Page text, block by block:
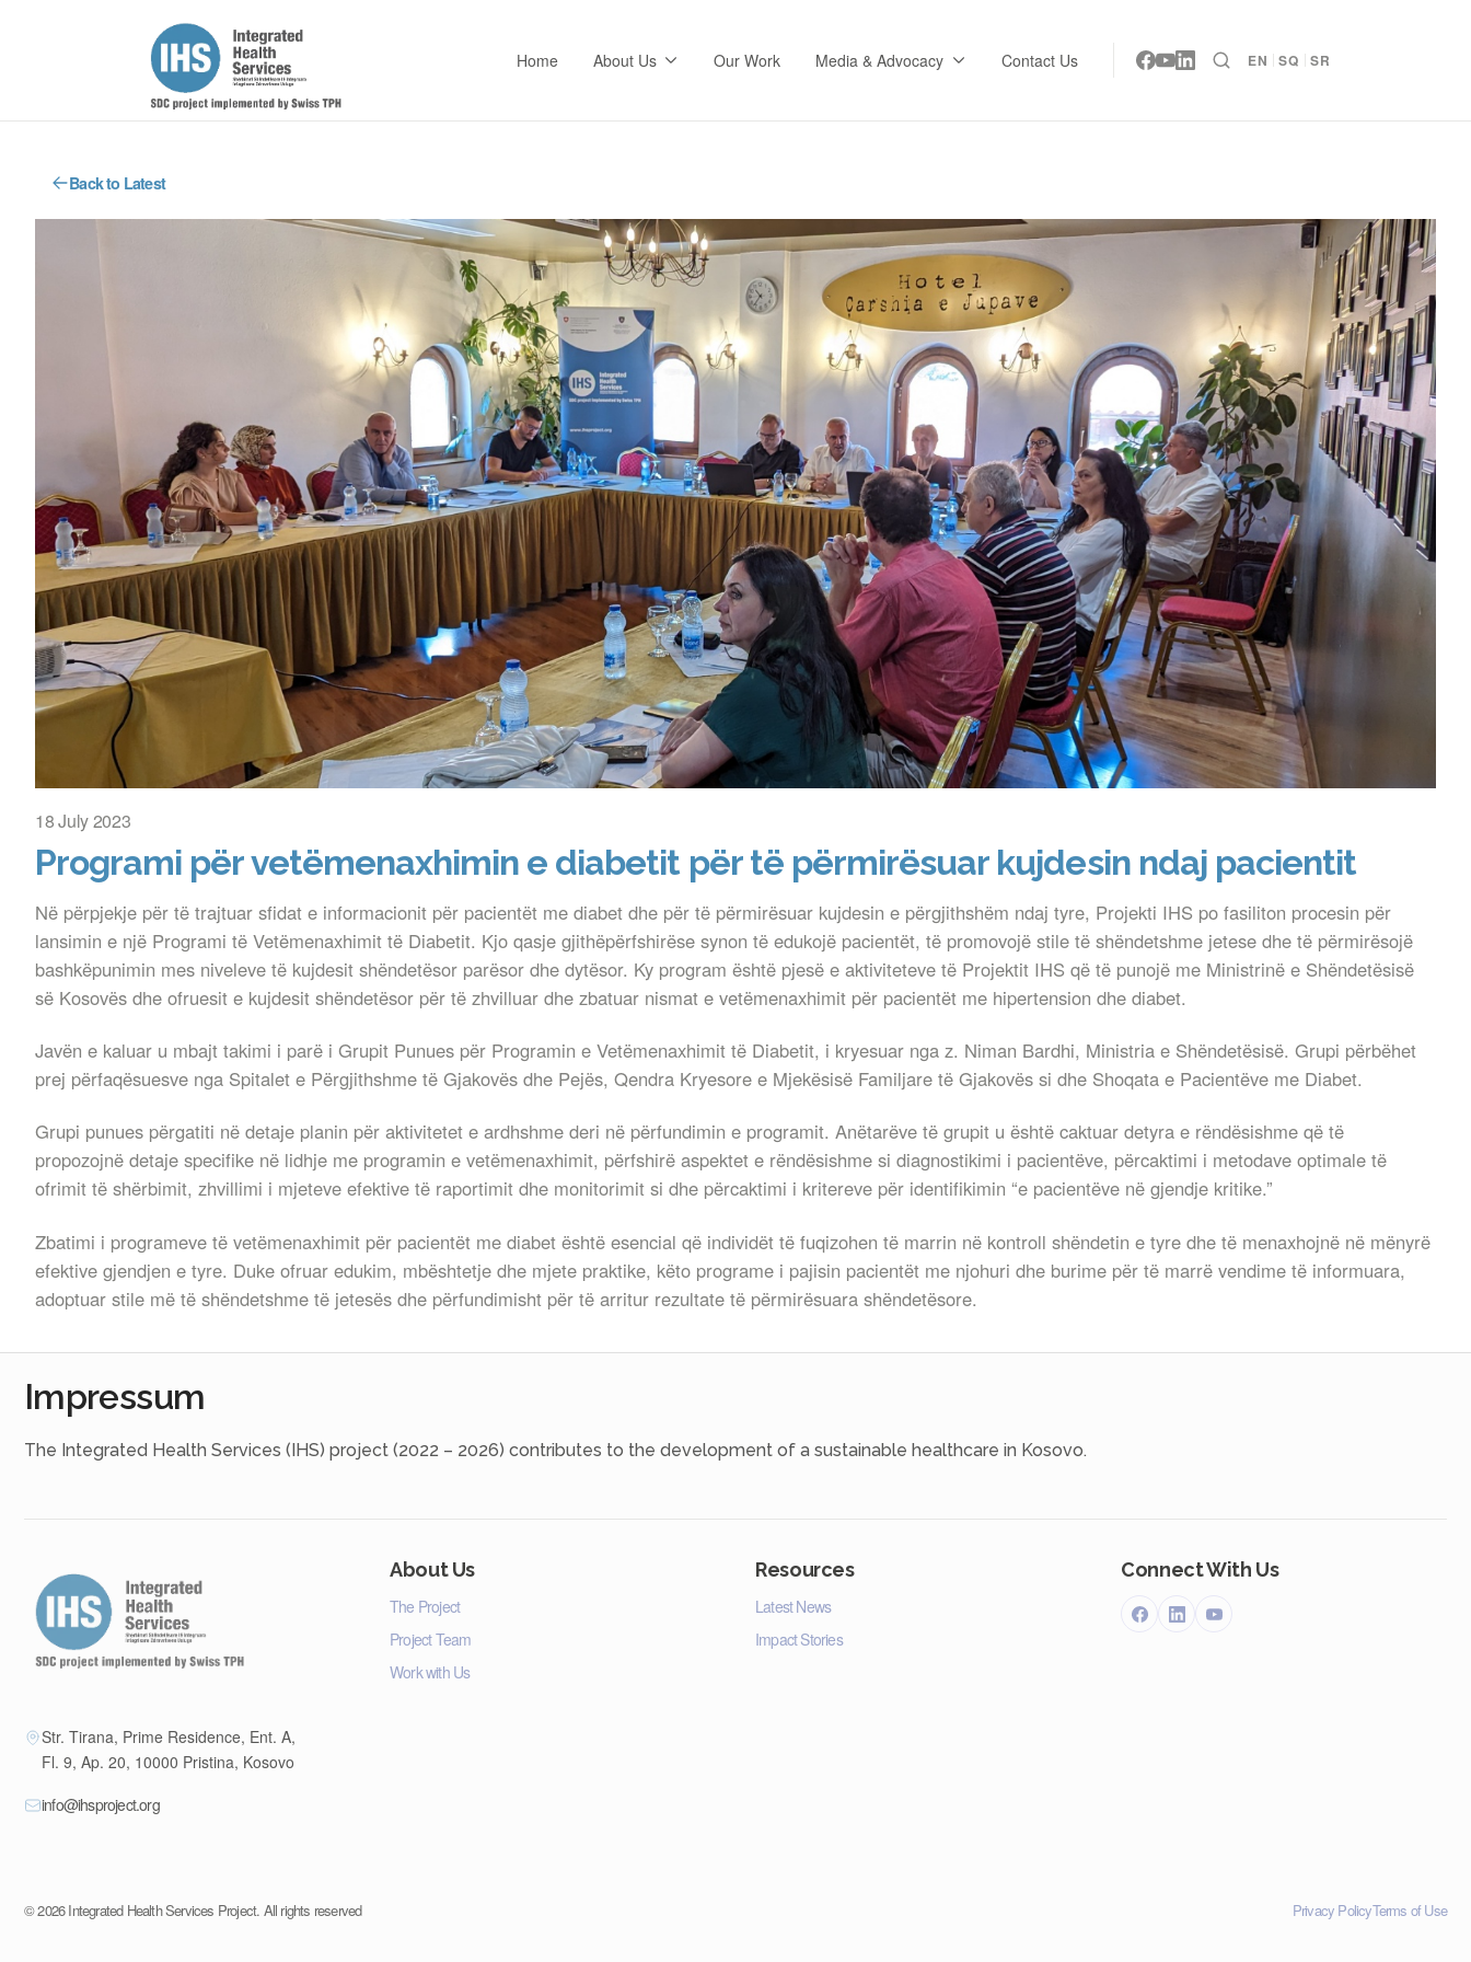
Home About Us Our Work Media & Advocacy Contact Us EN SQ SR
Back to Latest
18 July 2023
Programi për vetëmenaxhimin e diabetit për të përmirësuar kujdesin ndaj pacientit
Në përpjekje për të trajtuar sfidat e informacionit për pacientët me diabet dhe për të përmirësuar kujdesin e përgjithshëm ndaj tyre, Projekti IHS po fasiliton procesin për
lansimin e një Programi të Vetëmenaxhimit të Diabetit. Kjo qasje gjithëpërfshirëse synon të edukojë pacientët, të promovojë stile të shëndetshme jetese dhe të përmirësojë
bashkëpunimin mes niveleve të kujdesit shëndetësor parësor dhe dytësor. Ky program është pjesë e aktiviteteve të Projektit IHS që të punojë me Ministrinë e Shëndetësisë
së Kosovës dhe ofruesit e kujdesit shëndetësor për të zhvilluar dhe zbatuar nismat e vetëmenaxhimit për pacientët me hipertension dhe diabet.
Javën e kaluar u mbajt takimi i parë i Grupit Punues për Programin e Vetëmenaxhimit të Diabetit, i kryesuar nga z. Niman Bardhi, Ministria e Shëndetësisë. Grupi përbëhet
prej përfaqësuesve nga Spitalet e Përgjithshme të Gjakovës dhe Pejës, Qendra Kryesore e Mjekësisë Familjare të Gjakovës si dhe Shoqata e Pacientëve me Diabet.
Grupi punues përgatiti në detaje planin për aktivitetet e ardhshme deri në përfundimin e programit. Anëtarëve të grupit u është caktuar detyra e rëndësishme që të
propozojnë detaje specifike në lidhje me programin e vetëmenaxhimit, përfshirë aspektet e rëndësishme si diagnostikimi i pacientëve, përcaktimi i metodave optimale të
ofrimit të shërbimit, zhvillimi i mjeteve efektive të raportimit dhe monitorimit si dhe përcaktimi i kritereve për identifikimin “e pacientëve në gjendje kritike.”
Zbatimi i programeve të vetëmenaxhimit për pacientët me diabet është esencial që individët të fuqizohen të marrin në kontroll shëndetin e tyre dhe të menaxhojnë në mënyrë
efektive gjendjen e tyre. Duke ofruar edukim, mbështetje dhe mjete praktike, këto programe i pajisin pacientët me njohuri dhe burime për të marrë vendime të informuara,
adoptuar stile më të shëndetshme të jetesës dhe përfundimisht për të arritur rezultate të përmirësuara shëndetësore.
Impressum
The Integrated Health Services (IHS) project (2022 – 2026) contributes to the development of a sustainable healthcare in Kosovo.
Str. Tirana, Prime Residence, Ent. A,
Fl. 9, Ap. 20, 10000 Pristina, Kosovo
info@ihsproject.org
About Us
The Project
Project Team
Work with Us
Resources
Latest News
Impact Stories
Connect With Us
©2026Integrated Health Services Project. All rights reserved Privacy PolicyTerms of Use